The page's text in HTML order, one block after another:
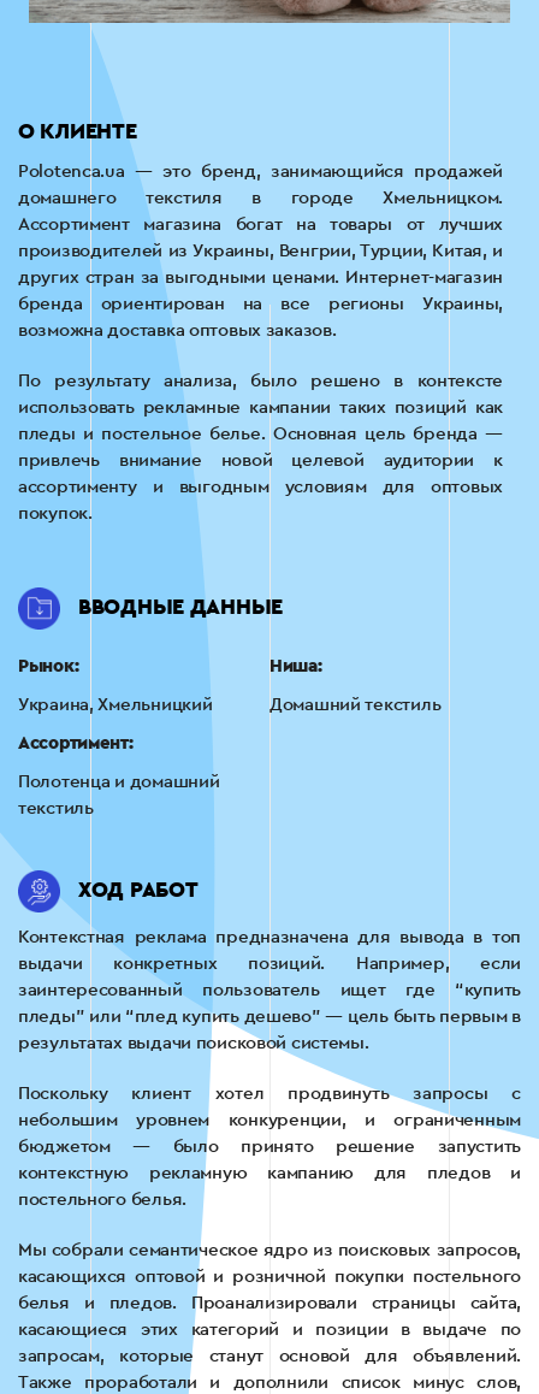
О КЛИЕНТЕ
Polotenca.ua — это бренд, занимающийся продажей
домашнего текстиля в городе Хмельницком.
Ассортимент магазина богат на товары от лучших
производителей из Украины, Венгрии, Турции, Китая, и
других стран за выгодными ценами. Интернет-магазин
бренда ориентирован на все регионы Украины,
возможна доставка оптовых заказов.
По результату анализа, было решено в контексте
использовать рекламные кампании таких позиций как
пледы и постельное белье. Основная цель бренда —
привлечь внимание новой целевой аудитории к
ассортименту и выгодным условиям для оптовых
покупок.
ВВОДНЫЕ ДАННЫЕ
Рынок:
Украина, Хмельницкий
Ниша:
Домашний текстиль
Ассортимент:
Полотенца и домашний
текстиль
ХОД РАБОТ
Контекстная реклама предназначена для вывода в топ
выдачи конкретных позиций. Например, если
заинтересованный пользователь ищет где “купить
пледы” или “плед купить дешево” — цель быть первым в
результатах выдачи поисковой системы.
Поскольку клиент хотел продвинуть запросы с
небольшим уровнем конкуренции, и ограниченным
бюджетом — было принято решение запустить
контекстную рекламную кампанию для пледов и
постельного белья.
Мы собрали семантическое ядро ​​из поисковых запросов,
касающихся оптовой и розничной покупки постельного
белья и пледов. Проанализировали страницы сайта,
касающиеся этих категорий и позиции в выдаче по
запросам, которые станут основой для объявлений.
Также проработали и дополнили список минус слов,